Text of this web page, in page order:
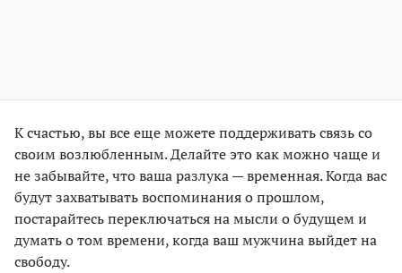
К счастью, вы все еще можете поддерживать связь со
своим возлюбленным. Делайте это как можно чаще и
не забывайте, что ваша разлука — временная. Когда вас
будут захватывать воспоминания о прошлом,
постарайтесь переключаться на мысли о будущем и
думать о том времени, когда ваш мужчина выйдет на
свободу.